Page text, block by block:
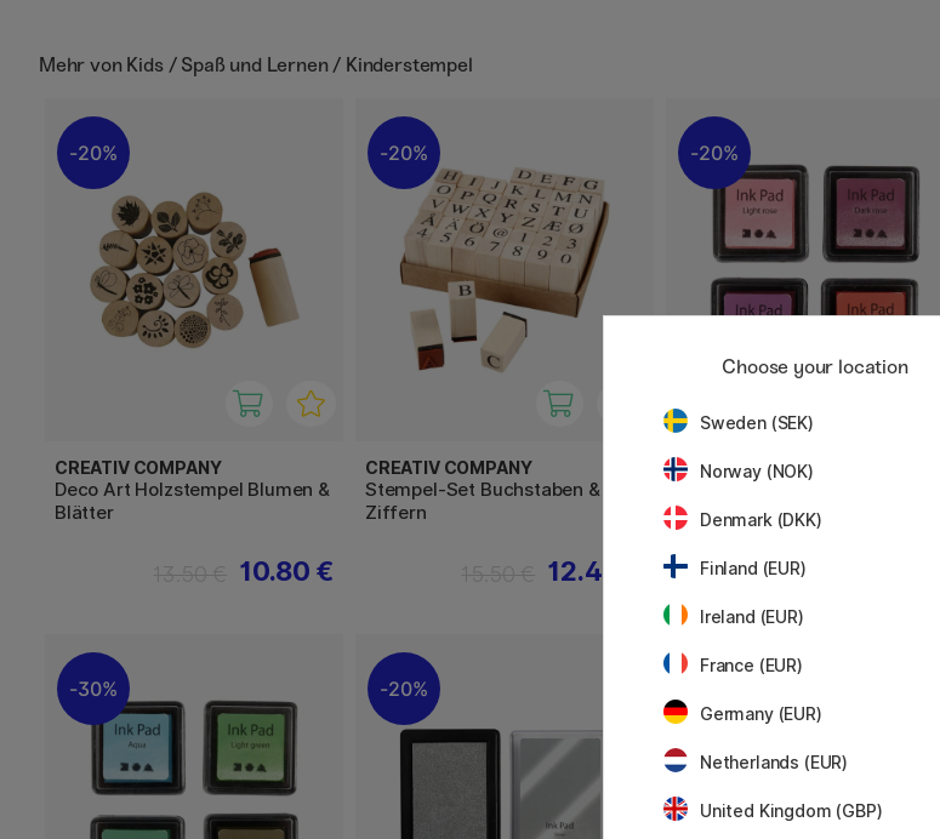
Mehr von Kids / Spaß und Lernen / Kinderstempel
20%
CREATIV COMPANY
Deco Art Holzstempel Blumen &
Blätter
10.80 €
20%
CREATIV COMPANY
Stempel-Set Buchstaben &
Ziffern
12.40 €
20%
CREATIV COMPANY
Stempelkissen 4er-Pack Rosa &
Rot
30% 20%
Choose your location
Sweden (SEK)
Norway (NOK)
Denmark (DKK)
Finland (EUR)
Ireland (EUR)
France (EUR)
Germany (EUR)
Netherlands (EUR)
United Kingdom (GBP)